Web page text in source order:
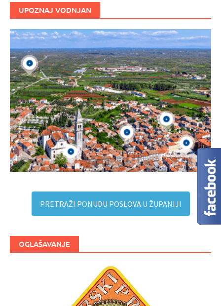
UPOZNAJ VODNJAN
PRETRAŽI PONUDU POSLOVA U ŽUPANIJI
OGLAŠAVANJE